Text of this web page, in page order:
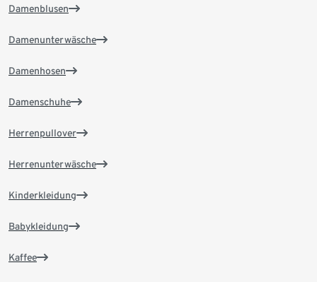
Damenblusen
Damenunterwäsche
Damenhosen
Damenschuhe
Herrenpullover
Herrenunterwäsche
Kinderkleidung
Babykleidung
Kaffee